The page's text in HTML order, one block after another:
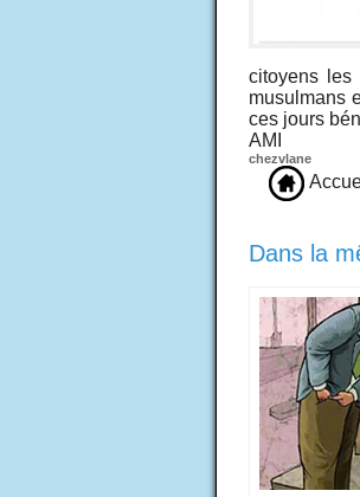
citoyens les
musulmans
ces jours
​AMI
chezvlane
Dans la